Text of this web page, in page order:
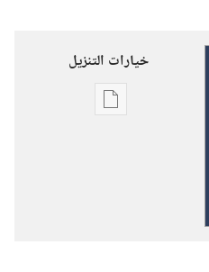
خيارات التنزيل
خيارات